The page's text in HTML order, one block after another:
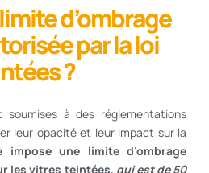
d’ombrage
par la loi
?
à des réglementations
leur opacité et leur impact sur la
impose une limite d’ombrage
les vitres teintées, qui est de 50